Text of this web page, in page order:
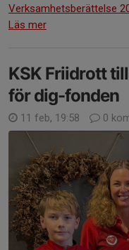
Verksamhetsberättelse
Läs mer
KSK Friidrott
för dig-fonden
11 feb, 19:58 0